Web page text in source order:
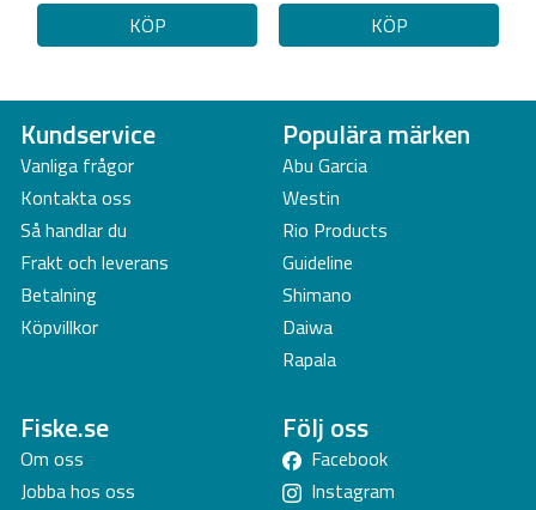
KÖP KÖP
Kundservice
Vanliga frågor
Kontakta oss
Så handlar du
Frakt och leverans
Betalning
Köpvillkor
Populära märken
Abu Garcia
Westin
Rio Products
Guideline
Shimano
Daiwa
Rapala
Fiske.se
Om oss
Jobba hos oss
Följ oss
Facebook
Instagram